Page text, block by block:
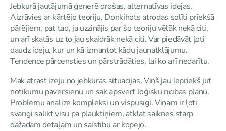
Jebkurā jautājumā ģenerē drošas, alternatīvas idejas.
Aizrāvies ar kārtējo teoriju, Donkihots atrodas solīti priekšā
pārējiem, pat tad, ja uzzinājis par šo teoriju vēlāk nekā citi,
un arī skatās uz to jau skaidrāk nekā citi. Var piedāvāt ļoti
daudz ideju, kur un kā izmantot kādu jaunatklājumu.
Tendence pārcensties un pārstrādāties, lai ko arī nedarītu.
Māk atrast izeju no jebkuras situācijas. Viņš jau iepriekš jūt
notikumu pavērsienu un sāk apsvērt loģisku rīcības plānu.
Problēmu analizē kompleksi un vispusīgi. Viņam ir ļoti
svarīgi salikt visu pa plauktiņiem, atklāt saiknes starp
dažādām detaļām un saistību ar kopējo.